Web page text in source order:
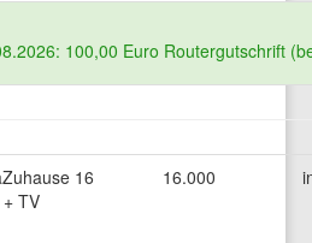
100,00 Euro Routergutschrift
16
TV
16.000